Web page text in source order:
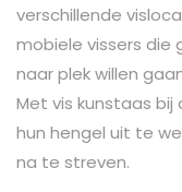
verschillende
mobiele vissers die
naar plek willen
Met vis kunstaas bij
hun hengel uit te
na te streven.